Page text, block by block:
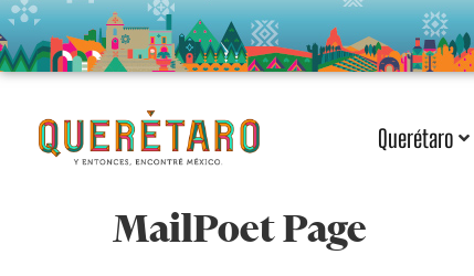
Querétaro
MailPoet Page